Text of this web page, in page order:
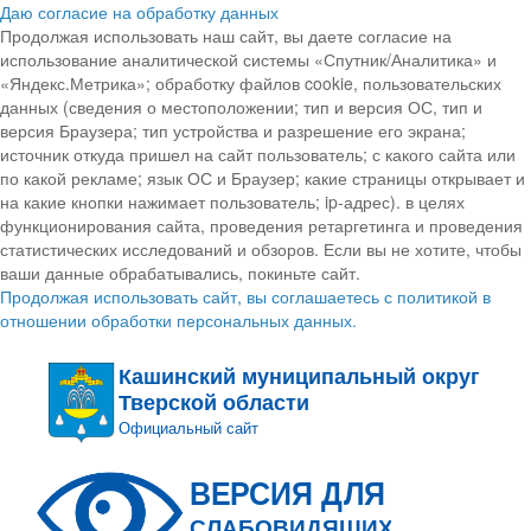
Даю согласие на обработку данных
Продолжая использовать наш сайт, вы даете согласие на
использование аналитической системы «Спутник/Аналитика» и
«Яндекс.Метрика»; обработку файлов cookie, пользовательских
данных (сведения о местоположении; тип и версия ОС, тип и
версия Браузера; тип устройства и разрешение его экрана;
источник откуда пришел на сайт пользователь; с какого сайта или
по какой рекламе; язык ОС и Браузер; какие страницы открывает и
на какие кнопки нажимает пользователь; ip-адрес). в целях
функционирования сайта, проведения ретаргетинга и проведения
статистических исследований и обзоров. Если вы не хотите, чтобы
ваши данные обрабатывались, покиньте сайт.
Продолжая использовать сайт, вы соглашаетесь с политикой в
отношении обработки персональных данных.